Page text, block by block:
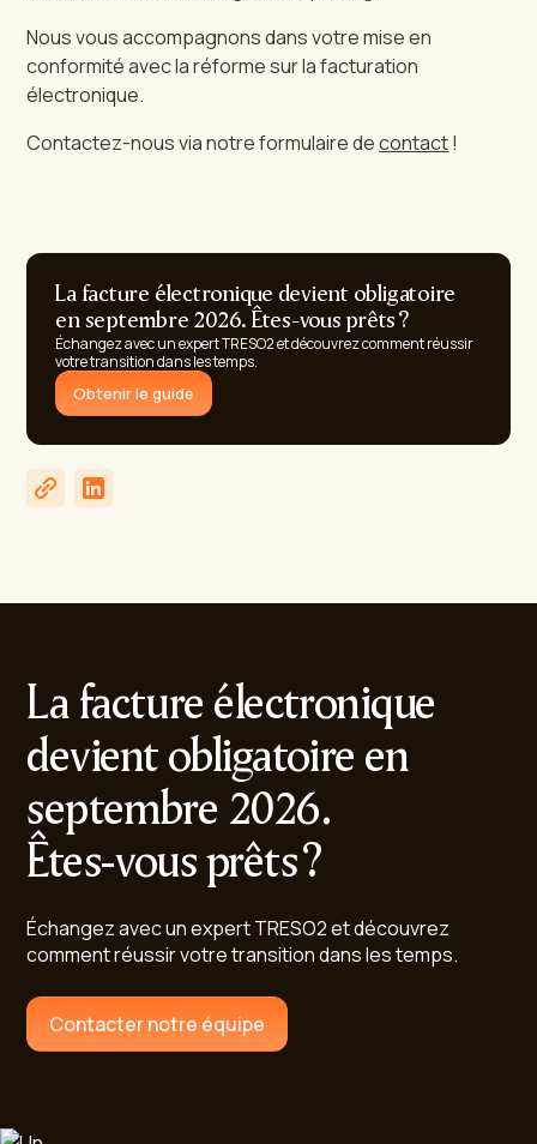
Nous vous accompagnons dans votre mise en
conformité avec la réforme sur la facturation
électronique.
Contactez-nous via notre formulaire decontact!
La facture électronique devient obligatoire
en septembre 2026. Êtes-vous prêts ?
Échangez avec un expert TRESO2 et découvrez comment réussir
votre transition dans les temps.
Obtenir le guide
La facture électronique
devient obligatoire en
septembre 2026.
Êtes-vous prêts ?
Échangez avec un expert TRESO2 et découvrez
comment réussir votre transition dans les temps.
Contacter notre équipe